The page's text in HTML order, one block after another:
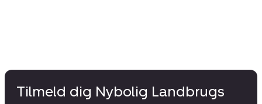
Tilmeld dig Nybolig Landbrugs